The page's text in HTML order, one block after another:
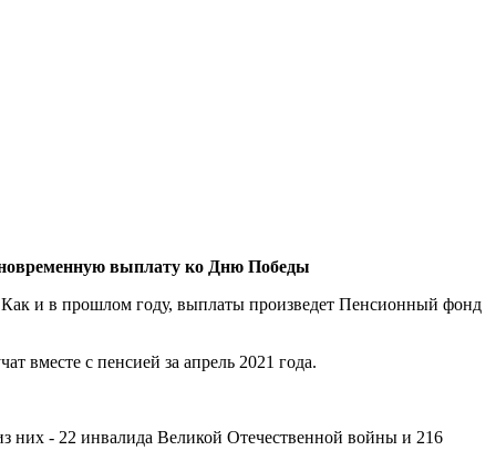
выплату ко Дню Победы
и в прошлом году, выплаты произведет Пенсионный фонд
вместе с пенсией за апрель 2021 года.
них - 22 инвалида Великой Отечественной войны и 216